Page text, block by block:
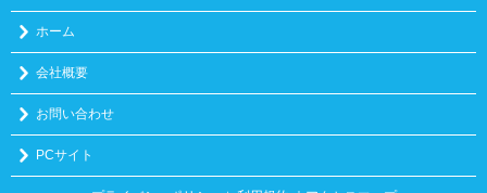
ホーム
会社概要
お問い合わせ
PCサイト